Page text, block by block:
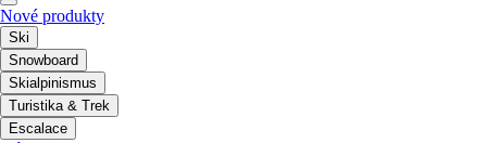
Nové produkty
Ski
Snowboard
Skialpinismus
Turistika & Trek
Escalace